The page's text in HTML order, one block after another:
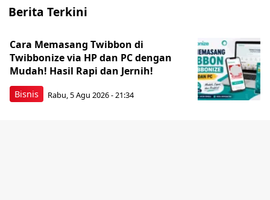
Berita Terkini
Bisnis
Cara Memasang Twibbon di
Twibbonize via HP dan PC dengan
Mudah! Hasil Rapi dan Jernih!
Rabu, 5 Agu 2026 - 21:34